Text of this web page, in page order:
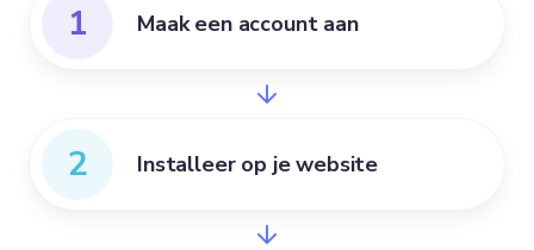
1 Maak een account aan
2 Installeer op je website